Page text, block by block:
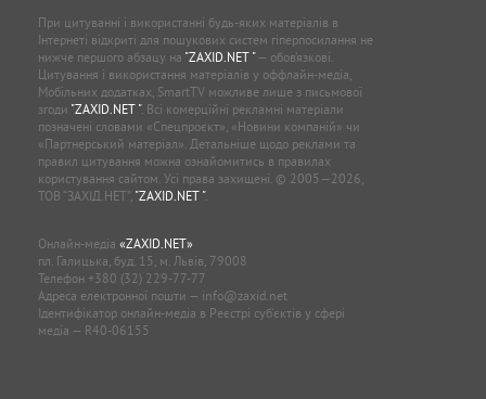
При цитуванні і використанні будь-яких матеріалів в
Інтернеті відкриті для пошукових систем гіперпосилання не
нижче першого абзацу на "ZAXID.NET "— обов’язкові.
Цитування і використання матеріалів у оффлайн-медіа,
Мобільних додатках, SmartTV можливе лише з письмової
згоди "ZAXID.NET ". Всі комерційні рекламні матеріали
позначені словами «Спецпроєкт», «Новини компаній» чи
«Партнерський матеріал». Детальніше щодо реклами та
правил цитування можна ознайомитись в правилах
користування сайтом. Усі права захищені. © 2005—2026,
ТОВ “ЗАХІД.НЕТ”, "ZAXID.NET ".
Онлайн-медіа «ZAXID.NET»
пл. Галицька, буд. 15, м. Львів, 79008
Телефон +380 (32) 229-77-77
Адреса електронної пошти — info@zaxid.net
Ідентифікатор онлайн-медіа в Реєстрі суб'єктів у сфері
медіа — R40-06155